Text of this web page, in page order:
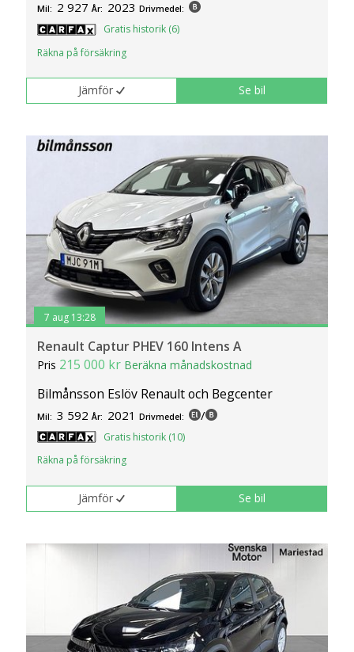
Mil: 2 927 År: 2023 Drivmedel:
Gratis historik (6)
Räkna på försäkring
Jämför Se bil
7 aug 13:28
Renault Captur PHEV 160 Intens A
Pris 215 000 kr Beräkna månadskostnad
Bilmånsson Eslöv Renault och Begcenter
Mil: 3 592 År: 2021 Drivmedel: /
Gratis historik (10)
Räkna på försäkring
Jämför Se bil